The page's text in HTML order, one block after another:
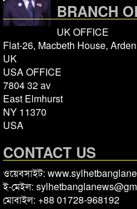
BRANCH
UK OFFICE
Flat-26, Macbeth House,
UK
USA OFFICE
7804 32 av
East Elmhurst
NY 11370
USA
CONTACT US
ওয়েবসাইট:
ই-মেইল:
মোবাইল: +88 01728-968192